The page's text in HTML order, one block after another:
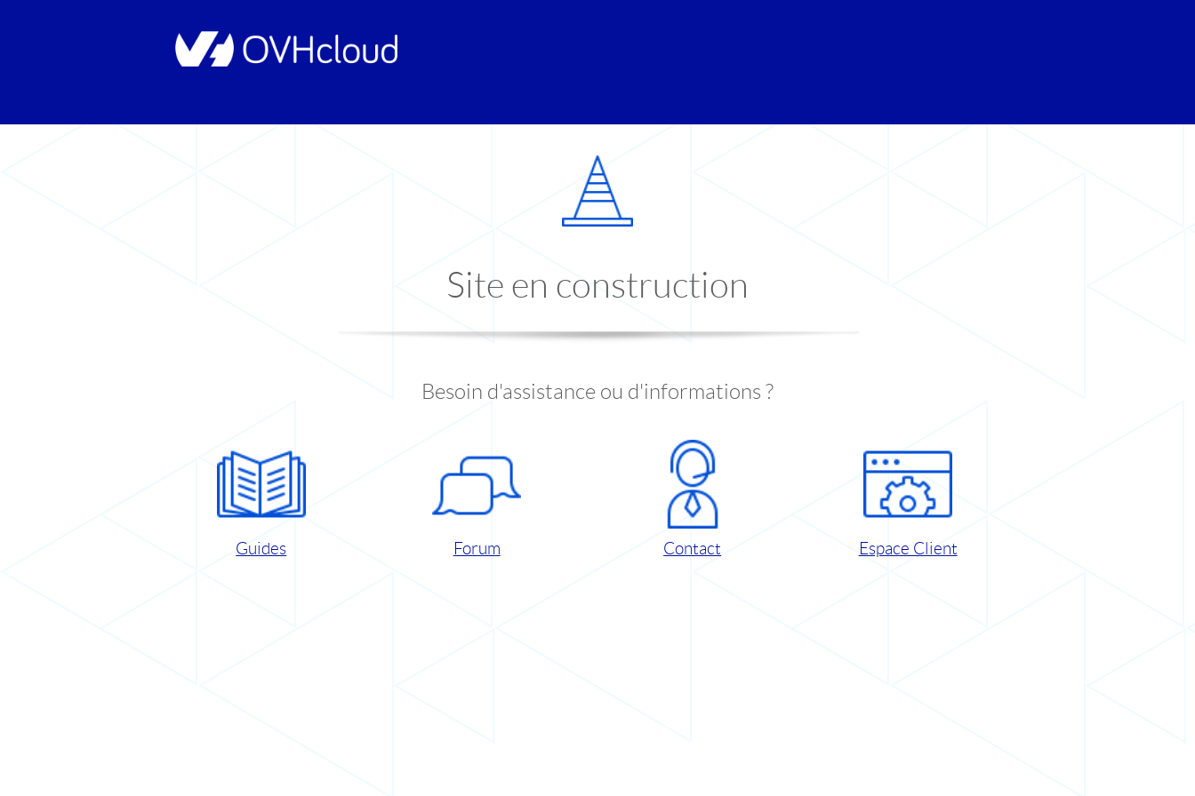
Site en construction
Besoin d'assistance ou d'informations ?
Guides Forum Contact Espace Client